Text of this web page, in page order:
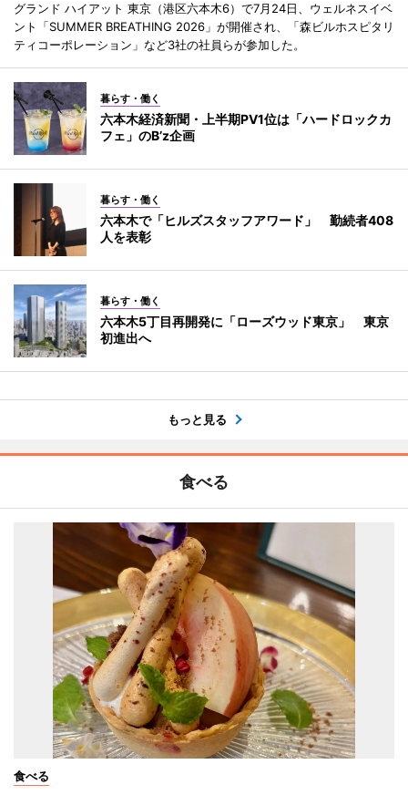
グランド ハイアット 東京（港区六本木6）で7月24日、ウェルネスイベ
ント「SUMMER BREATHING 2026」が開催され、「森ビルホスピタリ
ティコーポレーション」など3社の社員らが参加した。
暮らす・働く
六本木経済新聞・上半期PV1位は「ハードロックカ
フェ」のB’z企画
暮らす・働く
六本木で「ヒルズスタッフアワード」 勤続者408
人を表彰
暮らす・働く
六本木5丁目再開発に「ローズウッド東京」 東京
初進出へ
もっと見る
食べる
食べる